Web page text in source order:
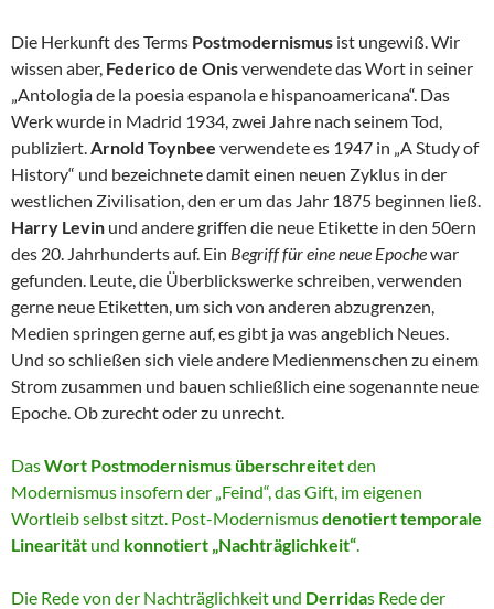
Die Herkunft des Terms Postmodernismus ist ungewiß. Wir
wissen aber, Federico de Onisverwendete das Wort in seiner
„Antologia de la poesia espanola e hispanoamericana“. Das
Werk wurde in Madrid 1934, zwei Jahre nach seinem Tod,
publiziert.Arnold Toynbee verwendete es 1947 in „A Study of
History“ und bezeichnete damit einen neuen Zyklus in der
westlichen Zivilisation, den er um das Jahr 1875 beginnen ließ.
Harry Levin und andere griffen die neue Etikette in den 50ern
des 20. Jahrhunderts auf. Ein Begriff für eine neue Epochewar
gefunden. Leute, die Überblickswerke schreiben, verwenden
gerne neue Etiketten, um sich von anderen abzugrenzen,
Medien springen gerne auf, es gibt ja was angeblich Neues.
Und so schließen sich viele andere Medienmenschen zu einem
Strom zusammen und bauen schließlich eine sogenannte neue
Epoche. Ob zurecht oder zu unrecht.
DasWort Postmodernismus überschreitetden
Modernismus insofern der „Feind“, das Gift, im eigenen
Wortleib selbst sitzt. Post-Modernismusdenotiert temporale
Linearität und konnotiert „Nachträglichkeit“.
Die Rede von der Nachträglichkeit und Derridas Rede der